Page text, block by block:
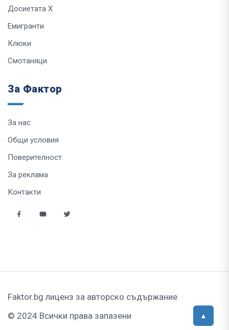
Досиетата Х
Емигранти
Клюки
Смотаняци
За Фактор
За нас
Общи условия
Поверителност
За реклама
Контакти
Faktor.bg лиценз за авторско съдържание
© 2024 Всички права запазени